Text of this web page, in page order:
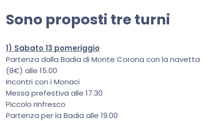
Sono proposti tre turni
1) Sabato 13 pomeriggio
Partenza dalla Badia di Monte Corona con la navetta
(8€) alle 15.00
Incontri con i Monaci
Messa prefestiva alle 17.30
Piccolo rinfresco
Partenza per la Badia alle 19.00